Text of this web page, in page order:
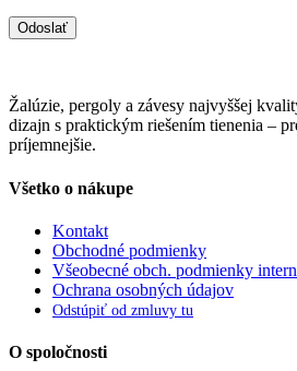
Odoslať
Žalúzie, pergoly a závesy najvyššej
dizajn s praktickým riešením tienenia –
príjemnejšie.
Všetko o nákupe
Kontakt
Obchodné podmienky
Všeobecné obch. podmienky
Ochrana osobných údajov
Odstúpiť od zmluvy tu
O spoločnosti